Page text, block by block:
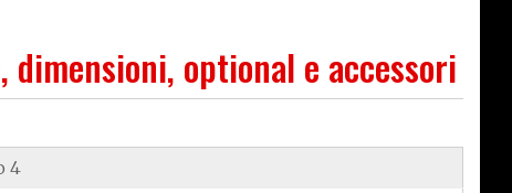
optional e accessori
4